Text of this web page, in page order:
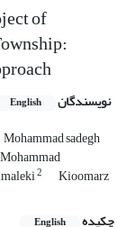
of
نویسندگان English
Mohammad sadegh
Mohammad
2 Kioomarz
چکیده English